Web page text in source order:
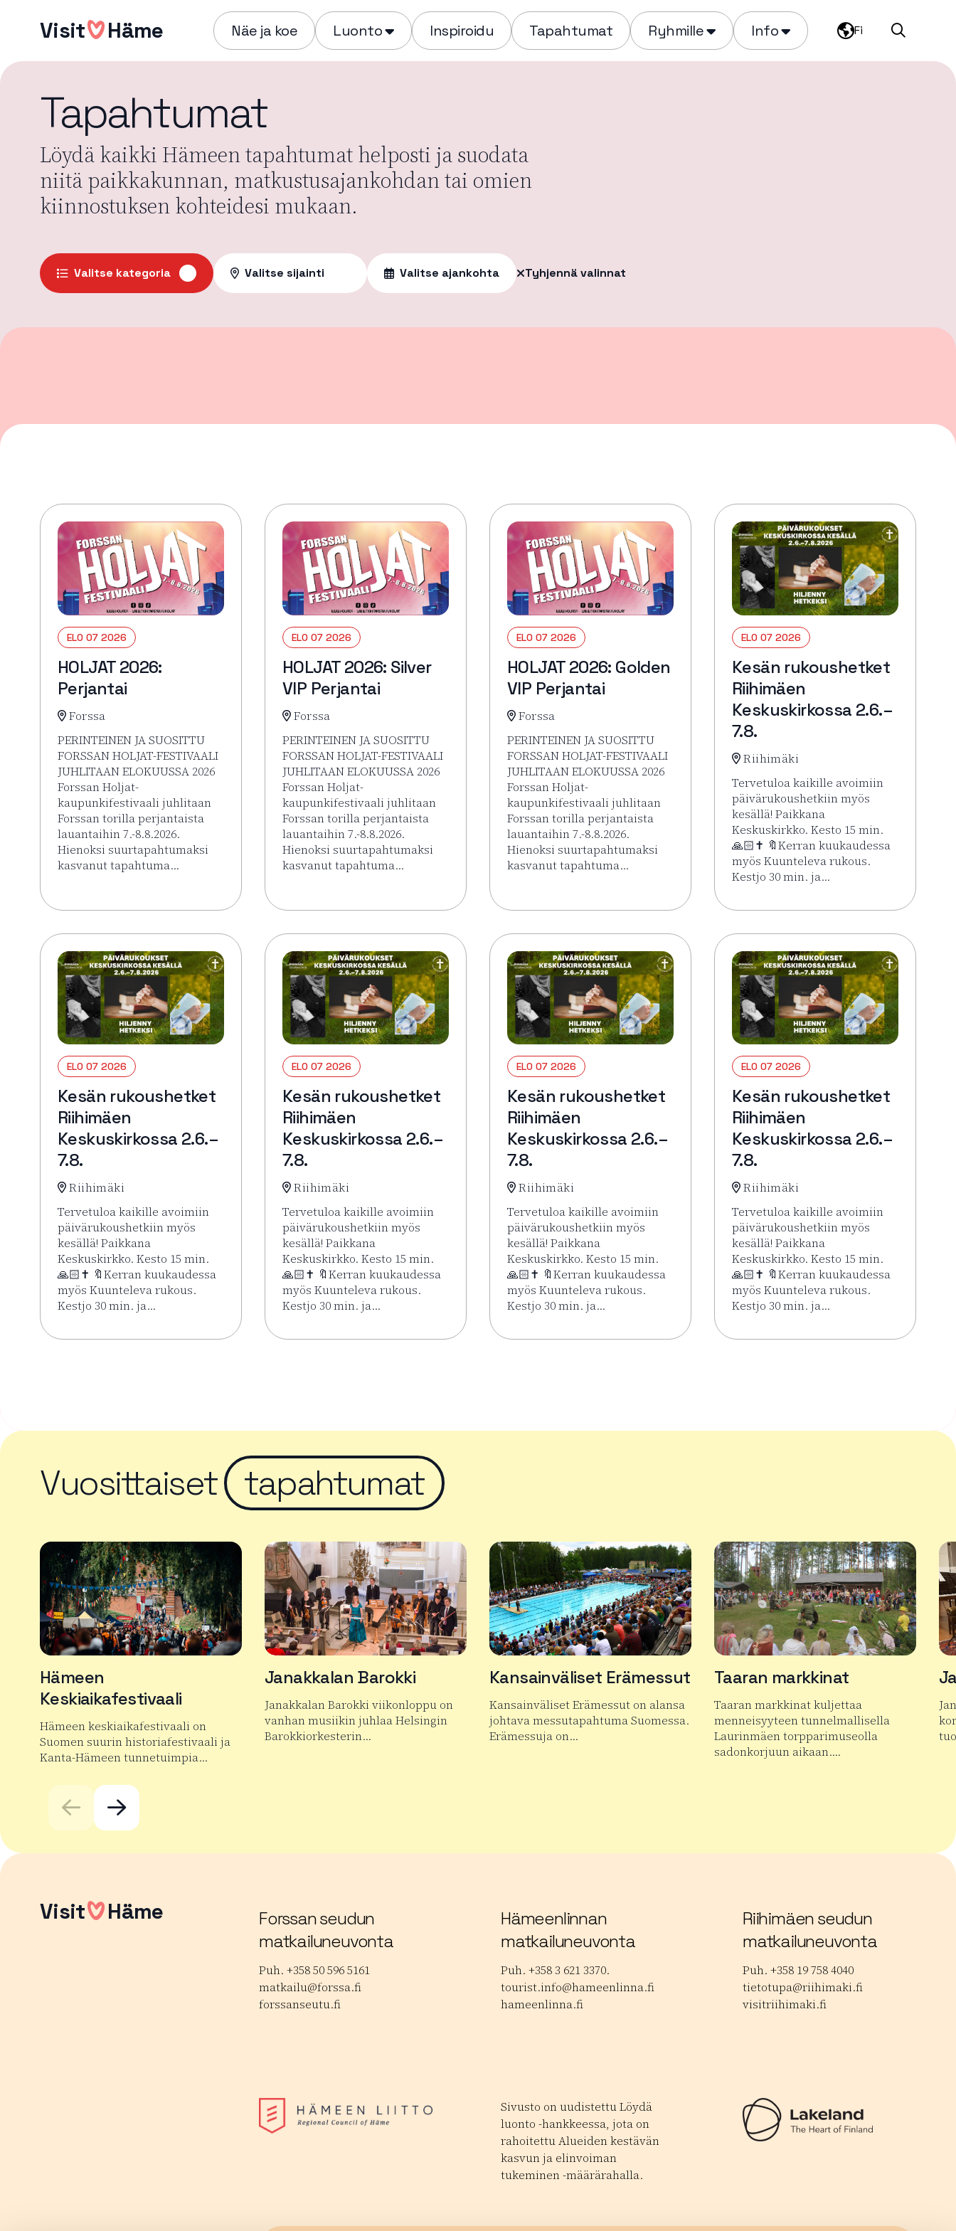
sisältöönVisit Häme Näe ja koe Luonto Inspiroidu Tapahtumat Ryhmille Info Fi Haku
Tapahtumat
Löydä kaikki Hämeen tapahtumat helposti ja suodata
niitä paikkakunnan, matkustusajankohdan tai omien
kiinnostuksen kohteidesi mukaan.
Valitse kategoria Valitse sijainti Valitse ajankohta Tyhjennä valinnat
ELO 07 2026
HOLJAT 2026:
Perjantai
Forssa
PERINTEINEN JA SUOSITTU
FORSSAN HOLJAT-FESTIVAALI
JUHLITAAN ELOKUUSSA 2026
Forssan Holjat-
kaupunkifestivaali juhlitaan
Forssan torilla perjantaista
lauantaihin 7.-8.8.2026.
Hienoksi suurtapahtumaksi
kasvanut tapahtuma…
Lue lisää tapahtumasta HOLJAT 2026: Perjantai
ELO 07 2026
HOLJAT 2026: Silver
VIP Perjantai
Forssa
PERINTEINEN JA SUOSITTU
FORSSAN HOLJAT-FESTIVAALI
JUHLITAAN ELOKUUSSA 2026
Forssan Holjat-
kaupunkifestivaali juhlitaan
Forssan torilla perjantaista
lauantaihin 7.-8.8.2026.
Hienoksi suurtapahtumaksi
kasvanut tapahtuma…
Lue lisää tapahtumasta HOLJAT 2026: Silver VIP Perjantai
ELO 07 2026
HOLJAT 2026: Golden
VIP Perjantai
Forssa
PERINTEINEN JA SUOSITTU
FORSSAN HOLJAT-FESTIVAALI
JUHLITAAN ELOKUUSSA 2026
Forssan Holjat-
kaupunkifestivaali juhlitaan
Forssan torilla perjantaista
lauantaihin 7.-8.8.2026.
Hienoksi suurtapahtumaksi
kasvanut tapahtuma…
Lue lisää tapahtumasta HOLJAT 2026: Golden VIP Perjantai
ELO 07 2026
Kesän rukoushetket
Riihimäen
Keskuskirkossa 2.6.–
7.8.
Riihimäki
Tervetuloa kaikille avoimiin
päivärukoushetkiin myös
kesällä! Paikkana
Keskuskirkko. Kesto 15 min.
🙏🏻✝️ 🔖Kerran kuukaudessa
myös Kuunteleva rukous.
Kestjo 30 min. ja…
Lue lisää tapahtumasta Kesän
ELO 07 2026
Kesän rukoushetket
Riihimäen
Keskuskirkossa 2.6.–
7.8.
Riihimäki
Tervetuloa kaikille avoimiin
päivärukoushetkiin myös
kesällä! Paikkana
Keskuskirkko. Kesto 15 min.
🙏🏻✝️ 🔖Kerran kuukaudessa
myös Kuunteleva rukous.
Kestjo 30 min. ja…
Lue lisää tapahtumasta Kesän rukoushetket Riihimäen Keskuskirkossa 2.6.–7.8.
ELO 07 2026
Kesän rukoushetket
Riihimäen
Keskuskirkossa 2.6.–
7.8.
Riihimäki
Tervetuloa kaikille avoimiin
päivärukoushetkiin myös
kesällä! Paikkana
Keskuskirkko. Kesto 15 min.
🙏🏻✝️ 🔖Kerran kuukaudessa
myös Kuunteleva rukous.
Kestjo 30 min. ja…
Lue lisää tapahtumasta Kesän rukoushetket Riihimäen Keskuskirkossa 2.6.–7.8.
ELO 07 2026
Kesän rukoushetket
Riihimäen
Keskuskirkossa 2.6.–
7.8.
Riihimäki
Tervetuloa kaikille avoimiin
päivärukoushetkiin myös
kesällä! Paikkana
Keskuskirkko. Kesto 15 min.
🙏🏻✝️ 🔖Kerran kuukaudessa
myös Kuunteleva rukous.
Kestjo 30 min. ja…
Lue lisää tapahtumasta Kesän rukoushetket Riihimäen Keskuskirkossa 2.6.–7.8.
ELO 07 2026
Kesän rukoushetket
Riihimäen
Keskuskirkossa 2.6.–
7.8.
Riihimäki
Tervetuloa kaikille avoimiin
päivärukoushetkiin myös
kesällä! Paikkana
Keskuskirkko. Kesto 15 min.
🙏🏻✝️ 🔖Kerran kuukaudessa
myös Kuunteleva rukous.
Kestjo 30 min. ja…
Lue lisää tapahtumasta Kesän
Vuosittaiset tapahtumat
Hämeen
Keskiaikafestivaali
Hämeen keskiaikafestivaali on
Suomen suurin historiafestivaali ja
Kanta-Hämeen tunnetuimpia…
Janakkalan Barokki
Janakkalan Barokki viikonloppu on
vanhan musiikin juhlaa Helsingin
Barokkiorkesterin…
Kansainväliset Erämessut
Kansainväliset Erämessut on alansa
johtava messutapahtuma Suomessa.
Erämessuja on…
Lue lisää tuotteesta Kansainväliset Erämessut
Taaran markkinat
Taaran markkinat kuljettaa
menneisyyteen tunnelmallisella
Laurinmäen torpparimuseolla
sadonkorjuun aikaan….
Visit Häme
Forssan seudun
matkailuneuvonta
Puh. +358 50 596 5161
matkailu@forssa.fi
forssanseutu.fi
Hämeenlinnan
matkailuneuvonta
Puh. +358 3 621 3370.
tourist.info@hameenlinna.fi
hameenlinna.fi
Riihimäen seudun
matkailuneuvonta
Puh. +358 19 758 4040
tietotupa@riihimaki.fi
visitriihimaki.fi
Sivusto on uudistettu Löydä
luonto -hankkeessa, jota on
rahoitettu Alueiden kestävän
kasvun ja elinvoiman
tukeminen -määrärahalla.